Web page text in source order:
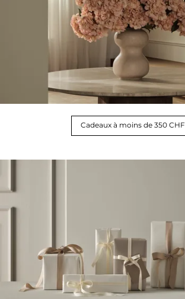
Cadeaux à moins de 350 CHF